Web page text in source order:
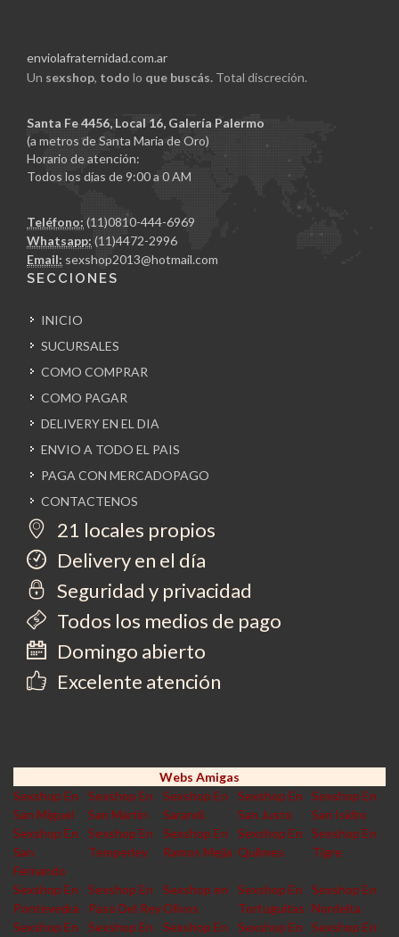
enviolafraternidad.com.ar
Un sexshop, todo lo que buscás. Total discreción.
Santa Fe 4456, Local 16, Galería Palermo
(a metros de Santa Maria de Oro)
Horario de atención:
Todos los días de 9:00 a 0 AM
Teléfono: (11)0810-444-6969
Whatsapp: (11)4472-2996
Email: sexshop2013@hotmail.com
SECCIONES
INICIO
SUCURSALES
COMO COMPRAR
COMO PAGAR
DELIVERY EN EL DIA
ENVIO A TODO EL PAIS
PAGA CON MERCADOPAGO
CONTACTENOS
21 locales propios
Delivery en el día
Seguridad y privacidad
Todos los medios de pago
Domingo abierto
Excelente atención
Webs Amigas
Sexshop En
San Miguel
Sexshop En
San Martin
Sexshop En
Sarandi
Sexshop En
San Justo
Sexshop En
San Isidro
Sexshop En
San
Fernando
Sexshop En
Temperley
Sexshop En
Ramos Mejia
Sexshop En
Quilmes
Sexshop En
Tigre
Sexshop En
Pontevedra
Sexshop En
Paso Del Rey
Sexshop en
Olivos
Sexshop En
Tortuguitas
Sexshop En
Nordelta
Sexshop En
Sexshop En
Sexshop En
Sexshop En
Sexshop En